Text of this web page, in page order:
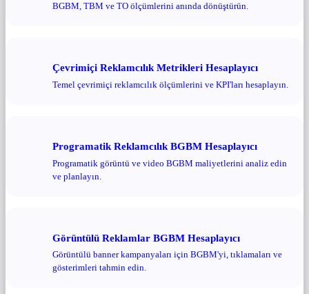
BGBM, TBM ve TO ölçümlerini anında dönüştürün.
Çevrimiçi Reklamcılık Metrikleri Hesaplayıcı
Temel çevrimiçi reklamcılık ölçümlerini ve KPI'ları hesaplayın.
Programatik Reklamcılık BGBM Hesaplayıcı
Programatik görüntü ve video BGBM maliyetlerini analiz edin
ve planlayın.
Görüntülü Reklamlar BGBM Hesaplayıcı
Görüntülü banner kampanyaları için BGBM'yi, tıklamaları ve
gösterimleri tahmin edin.